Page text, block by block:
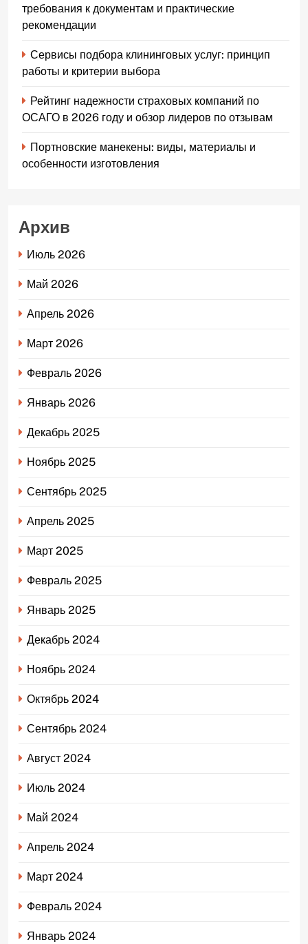
требования к документам и практические
рекомендации
Сервисы подбора клининговых услуг: принцип
работы и критерии выбора
Рейтинг надежности страховых компаний по
ОСАГО в 2026 году и обзор лидеров по отзывам
Портновские манекены: виды, материалы и
особенности изготовления
Архив
Июль 2026
Май 2026
Апрель 2026
Март 2026
Февраль 2026
Январь 2026
Декабрь 2025
Ноябрь 2025
Сентябрь 2025
Апрель 2025
Март 2025
Февраль 2025
Январь 2025
Декабрь 2024
Ноябрь 2024
Октябрь 2024
Сентябрь 2024
Август 2024
Июль 2024
Май 2024
Апрель 2024
Март 2024
Февраль 2024
Январь 2024